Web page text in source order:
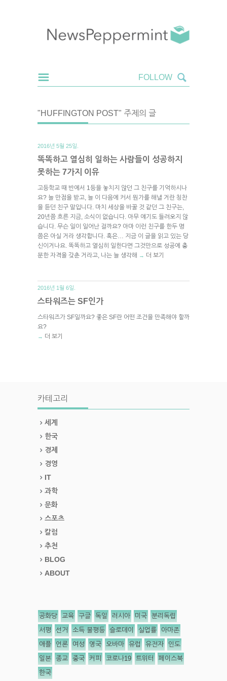
"HUFFINGTON POST" 주제의 글
2016년 5월 25일.
똑똑하고 열심히 일하는 사람들이 성공하지
못하는 7가지 이유
고등학교 때 반에서 1등을 놓치지 않던 그 친구를 기억하시나
요? 늘 만점을 받고, 늘 이 다음에 커서 뭔가를 해낼 거란 칭찬
을 듣던 친구 말입니다. 마치 세상을 바꿀 것 같던 그 친구는,
20년쯤 흐른 지금, 소식이 없습니다. 아무 얘기도 들려오지 않
습니다. 무슨 일이 일어난 걸까요? 아마 이런 친구를 한두 명
쯤은 아실 거라 생각합니다. 혹은… 지금 이 글을 읽고 있는 당
신이거나요. 똑똑하고 열심히 일한다면 그것만으로 성공에 충
분한 자격을 갖춘 거라고, 나는 늘 생각해 → 더 보기
2016년 1월 6일.
스타워즈는 SF인가
스타워즈가 SF일까요? 좋은 SF란 어떤 조건을 만족해야 할까
요?
→ 더 보기
카테고리
세계
한국
경제
경영
IT
과학
문화
스포츠
칼럼
추천
BLOG
ABOUT
공화당 교육 구글 독일 러시아 미국 분리독립
서평 선거 소득 불평등 슬로데이 실업률 아마존
애플 언론 여성 영국 오바마 유럽 유전자 인도
일본 종교 중국 커피 코로나19 트위터 페이스북
한국